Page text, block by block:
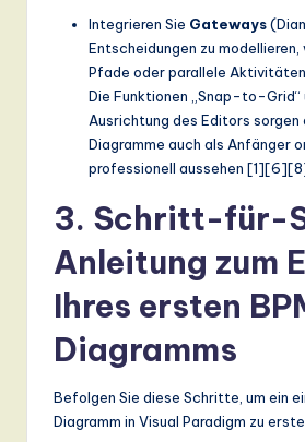
Integrieren Sie Gateways
Entscheidungen zu modellieren,
Pfade oder parallele Aktivitäten.
Die Funktionen „Snap-to-
Ausrichtung des Editors sorgen
Diagramme auch als Anfänger
professionell aussehen
3. Schritt-für-
Anleitung zum
Ihres ersten
Diagramms
Befolgen Sie diese Schritte, um ein
Diagramm in Visual Paradigm zu